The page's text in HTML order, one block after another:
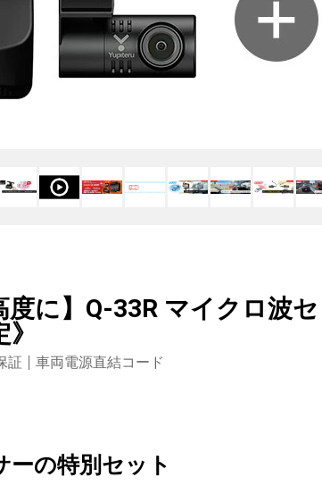
イテム一覧 バーチャルストア
お役立ち情報・トピック
度に】Q-33R マイクロ波セ
証 車両電源直結コード
ーの特別セット